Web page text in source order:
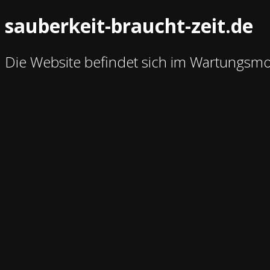
sauberkeit-braucht-zeit.de
Die Website befindet sich im